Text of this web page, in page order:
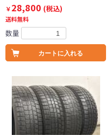
￥28,800 (税込)
送料無料
数量
カートに入れる